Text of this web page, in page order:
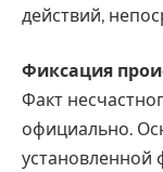
действий,
Фиксация
Факт
официально.
установленной